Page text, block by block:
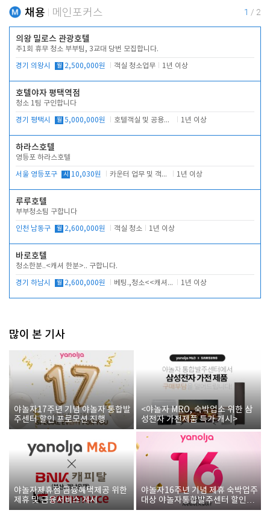
채용 메인포커스 1 / 2
의왕 밀로스 관광호텔
주1회 휴무 청소 부부팀, 3교대 당번 모집합니다.
경기 의왕시 월 2,500,000원 객실 청소업무 1년 이상
호텔야자 평택역점
청소 1팀 구인합니다
경기 평택시 월 5,000,000원 호텔객실 및 공용시설 청소 관리 1년 이상
하라스호텔
영등포 하라스호텔
서울 영등포구 시 10,030원 카운터 업무 및 객실관리(청소상태 확인, 객실판매) 1년 이상
루루호텔
부부청소팀 구합니다
인천 남동구 월 2,600,000원 객실 청소 1년 이상
바로호텔
청소한분..<캐셔 한분>.. 구합니다.
경기 하남시 월 2,600,000원 베팅.,청소<<캐셔 모셔봅니다. 1년 이상
많이 본 기사
야놀자17주년 기념 야놀자 통합발
주센터 할인 프로모션 진행
<야놀자 MRO, 숙박업소 위한 삼
성전자 가전제품 특가 개시>
야놀자제휴점 금융혜택제공 위한
제휴 및 금융서비스 게시
야놀자16주년 기념 제휴 숙박업주
대상 야놀자통합발주센터 할인쿠
폰 증정